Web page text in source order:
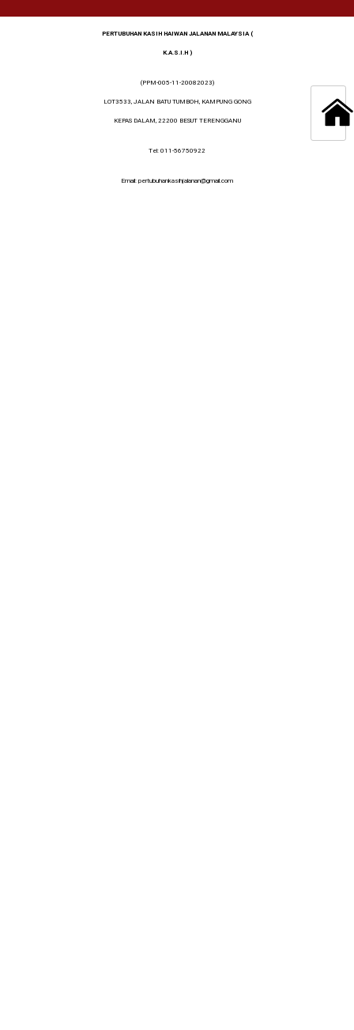
PERTUBUHAN KASIH HAIWAN JALANAN MALAYSIA (
K.A.S.I.H )
(PPM-005-11-20082023)
LOT3533, JALAN BATU TUMBOH, KAMPUNG GONG
KEPAS DALAM, 22200 BESUT TERENGGANU
Tel: 011-56750922
Email: pertubuhankasihjalanan@gmail.com